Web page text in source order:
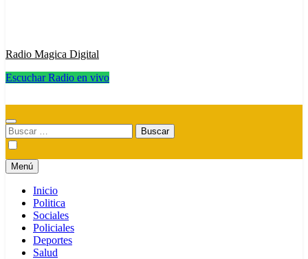
Radio Magica Digital
Escuchar Radio en vivo
Buscar:
Menú
Inicio
Politica
Sociales
Policiales
Deportes
Salud